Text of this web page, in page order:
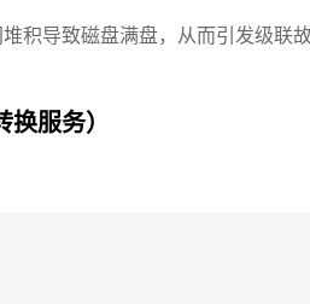
积导致磁盘满盘，从而引发级联
换服务）